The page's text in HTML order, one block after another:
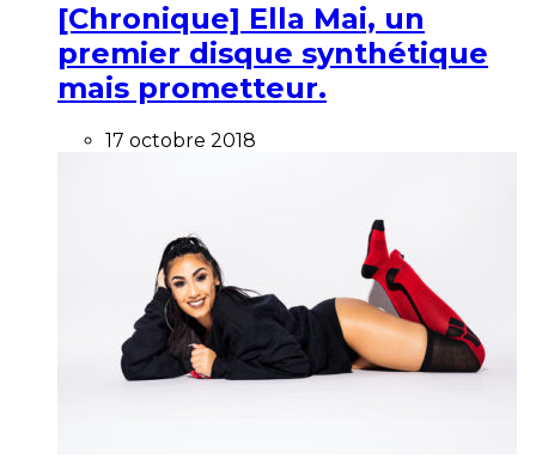
[Chronique] Ella Mai, un
premier disque synthétique
mais prometteur.
17 octobre 2018